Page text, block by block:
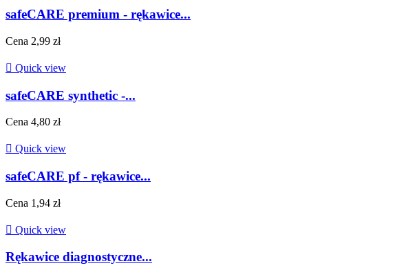
safeCARE premium - rękawice...
Cena 2,99 zł
 Quick view
safeCARE synthetic -...
Cena 4,80 zł
 Quick view
safeCARE pf - rękawice...
Cena 1,94 zł
 Quick view
Rękawice diagnostyczne...